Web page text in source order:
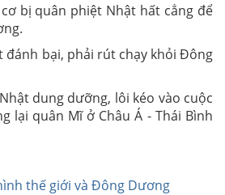
bị quân phiệt Nhật hất cẳng để
đánh bại, phải rút chạy khỏi Đông
dung dưỡng, lôi kéo vào cuộc
lại quân Mĩ ở Châu Á - Thái Bình
thế giới và Đông Dương